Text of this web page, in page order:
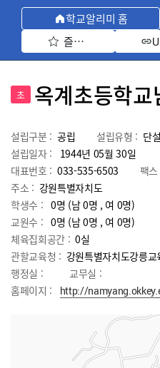
학교알리미 홈
즐겨찾기 선택
초 옥계초등학
설립구분 : 공립 설립유형 : 단설
설립일자 :
1944년 05월 30일
대표번호 : 033-535-6503 팩
주소 : 강원특별자치도
학생수 : 0명 (남 0명 , 여 0명)
교원수 : 0명 (남0명 , 여 0명)
체육집회공간 : 0실
관할교육청 : 강원특별자치도강릉교
행정실 :
교무실 :
홈페이지 :
http://